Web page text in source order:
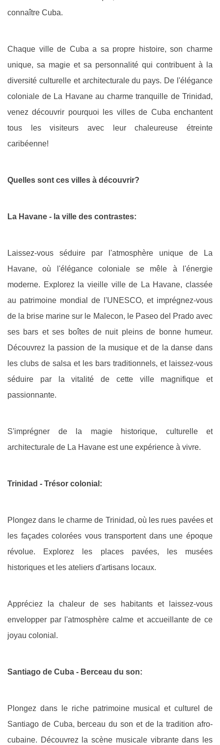
connaître Cuba.
Chaque ville de Cuba a sa propre histoire, son charme
unique, sa magie et sa personnalité qui contribuent à la
diversité culturelle et architecturale du pays. De l'élégance
coloniale de La Havane au charme tranquille de Trinidad,
venez découvrir pourquoi les villes de Cuba enchantent
tous les visiteurs avec leur chaleureuse étreinte
caribéenne!
Quelles sont ces villes à découvrir?
La Havane - la ville des contrastes:
Laissez-vous séduire par l'atmosphère unique de La
Havane, où l'élégance coloniale se mêle à l'énergie
moderne. Explorez la vieille ville de La Havane, classée
au patrimoine mondial de l'UNESCO, et imprégnez-vous
de la brise marine sur le Malecon, le Paseo del Prado avec
ses bars et ses boîtes de nuit pleins de bonne humeur.
Découvrez la passion de la musique et de la danse dans
les clubs de salsa et les bars traditionnels, et laissez-vous
séduire par la vitalité de cette ville magnifique et
passionnante.
S'imprégner de la magie historique, culturelle et
architecturale de La Havane est une expérience à vivre.
Trinidad - Trésor colonial:
Plongez dans le charme de Trinidad, où les rues pavées et
les façades colorées vous transportent dans une époque
révolue. Explorez les places pavées, les musées
historiques et les ateliers d'artisans locaux.
Appréciez la chaleur de ses habitants et laissez-vous
envelopper par l'atmosphère calme et accueillante de ce
joyau colonial.
Santiago de Cuba - Berceau du son:
Plongez dans le riche patrimoine musical et culturel de
Santiago de Cuba, berceau du son et de la tradition afro-
cubaine. Découvrez la scène musicale vibrante dans les